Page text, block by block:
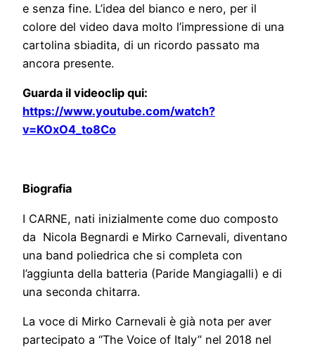
e senza fine. L’idea del bianco e nero, per il
colore del video dava molto l’impressione di una
cartolina sbiadita, di un ricordo passato ma
ancora presente.
Guarda il videoclip qui:
https://www.youtube.com/watch?
v=KOxO4_to8Co
Biografia
I CARNE, nati inizialmente come duo composto
da Nicola Begnardi e Mirko Carnevali, diventano
una band poliedrica che si completa con
l’aggiunta della batteria (Paride Mangiagalli) e di
una seconda chitarra.
La voce di Mirko Carnevali è già nota per aver
partecipato a “The Voice of Italy” nel 2018 nel